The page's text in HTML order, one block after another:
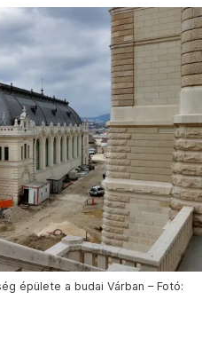
épülete a budai Várban – Fotó: